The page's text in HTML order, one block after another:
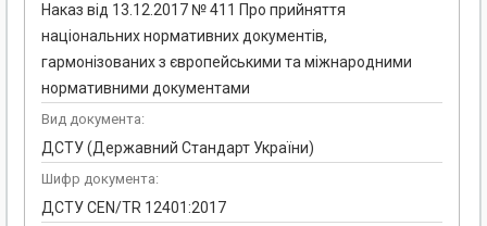
Наказ від 13.12.2017 № 411 Про прийняття
національних нормативних документів,
гармонізованих з європейськими та міжнародними
нормативними документами
Вид документа:
ДСТУ (Державний Стандарт України)
Шифр документа:
ДСТУ CEN/TR 12401:2017